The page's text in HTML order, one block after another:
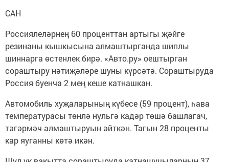
САН
Россиялеләрнең 60 проценттан артыгы җәйге
резинаны кышкысына алмаштырганда шиплы
шиннарга өстенлек бирә. «Авто.ру» оештырган
сораштыру нәтиҗәләре шуны күрсәтә. Сораштыруда
Россия буенча 2 мең кеше катнашкан.
Автомобиль хуҗаларының күбесе (59 процент), һава
температурасы төнлә нульгә кадәр төшә башлагач,
тәгәрмәч алмаштыруын әйткән. Тагын 28 проценты
кар яуганны көтә икән.